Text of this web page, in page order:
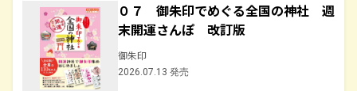
０７ 御朱印でめぐる全国の神社 週
末開運さんぽ 改訂版
御朱印
2026.07.13 発売